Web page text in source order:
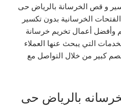
و قص الخرسانة بالرياض حى
الخرسانية بدون تكسير
وأفضل أعمال تخريم خرسانة
التي يبحث عنها العملاء
كبير من خلال التواصل مع
بالرياض حى